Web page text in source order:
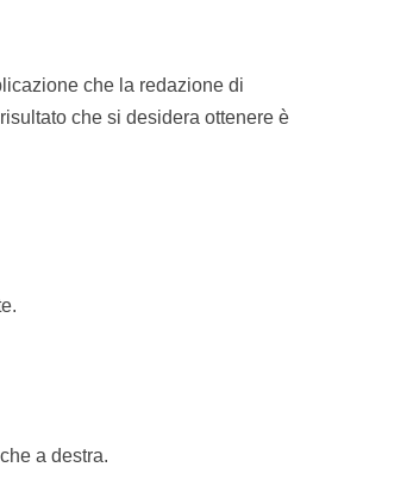
che la redazione di
che si desidera ottenere è
a destra.